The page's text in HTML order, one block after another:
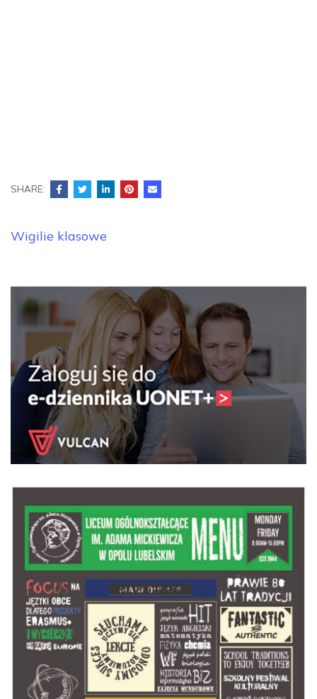
SHARE:
Nawigacja
Wigilie klasowe